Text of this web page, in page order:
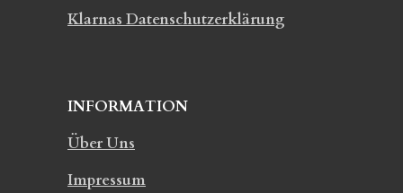
Klarnas Datenschutzerklärung
INFORMATION
Über Uns
Impressum